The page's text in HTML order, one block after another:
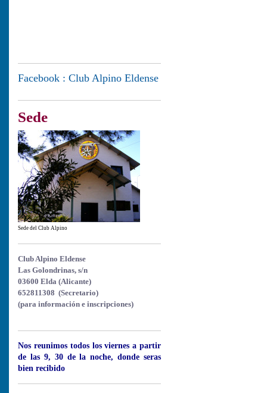
Facebook : Club Alpino Eldense
Sede
Sede del Club Alpino
Club Alpino Eldense
Las Golondrinas, s/n
03600 Elda (Alicante)
652811308 (Secretario)
(para información e inscripciones)
Nos reunimos todos los viernes a partir
de las 9, 30 de la noche, donde seras
bien recibido